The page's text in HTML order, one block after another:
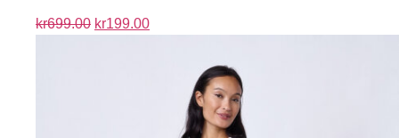
kr699.00 kr199.00